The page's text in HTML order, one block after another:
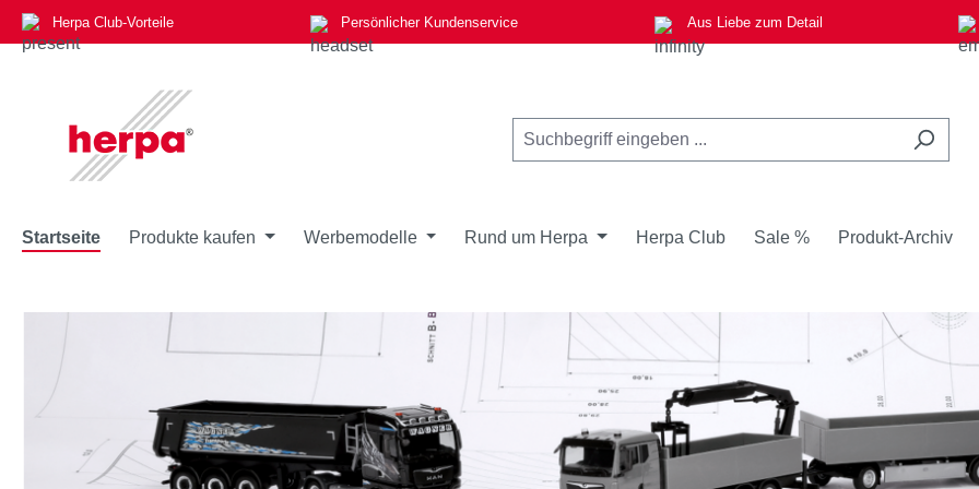
Hauptinhalt springen
Zur Suche springen
Zur Hauptnavigation springen
Herpa Club-Vorteile Persönlicher Kundenservice Aus Liebe zum Detail
Startseite Produkte kaufen Werbemodelle Rund um Herpa Herpa Club Sale % Produkt-Archiv